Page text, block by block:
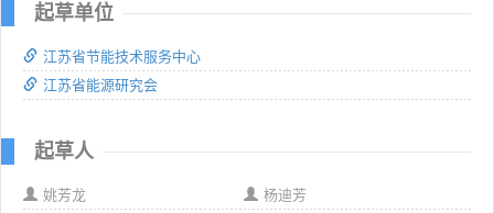
起草单位
江苏省节能技术服务中心
江苏省能源研究会
起草人
姚芳龙
杨迪芳